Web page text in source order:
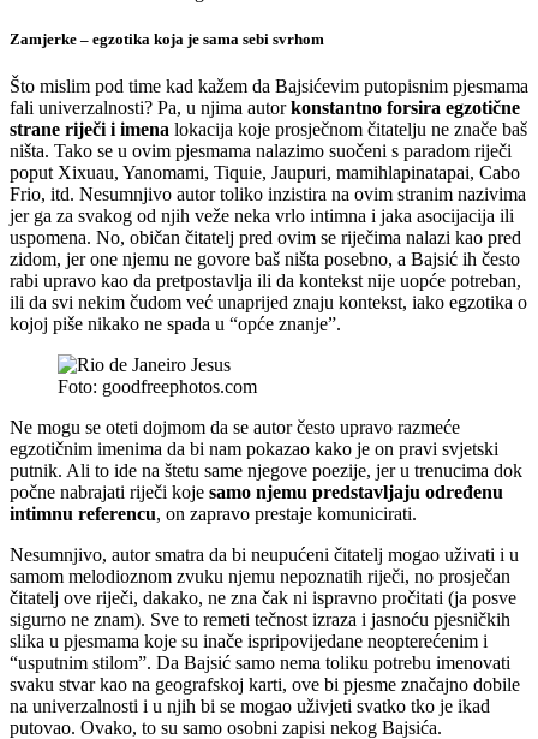
Zamjerke – egzotika koja je sama sebi svrhom
Što mislim pod time kad kažem da Bajsićevim putopisnim pjesmama
fali univerzalnosti? Pa, u njima autorkonstantno forsira egzotične
strane riječi i imena lokacija koje prosječnom čitatelju ne znače baš
ništa. Tako se u ovim pjesmama nalazimo suočeni s paradom riječi
poput Xixuau, Yanomami, Tiquie, Jaupuri, mamihlapinatapai, Cabo
Frio, itd. Nesumnjivo autor toliko inzistira na ovim stranim nazivima
jer ga za svakog od njih veže neka vrlo intimna i jaka asocijacija ili
uspomena. No, običan čitatelj pred ovim se riječima nalazi kao pred
zidom, jer one njemu ne govore baš ništa posebno, a Bajsić ih često
rabi upravo kao da pretpostavlja ili da kontekst nije uopće potreban,
ili da svi nekim čudom već unaprijed znaju kontekst, iako egzotika o
kojoj piše nikako ne spada u “opće znanje”.
Foto: goodfreephotos.com
Ne mogu se oteti dojmom da se autor često upravo razmeće
egzotičnim imenima da bi nam pokazao kako je on pravi svjetski
putnik. Ali to ide na štetu same njegove poezije, jer u trenucima dok
počne nabrajati riječi koje samo njemu predstavljaju određenu
intimnu referencu, on zapravo prestaje komunicirati.
Nesumnjivo, autor smatra da bi neupućeni čitatelj mogao uživati i u
samom melodioznom zvuku njemu nepoznatih riječi, no prosječan
čitatelj ove riječi, dakako, ne zna čak ni ispravno pročitati (ja posve
sigurno ne znam). Sve to remeti tečnost izraza i jasnoću pjesničkih
slika u pjesmama koje su inače ispripovijedane neopterećenim i
“usputnim stilom”. Da Bajsić samo nema toliku potrebu imenovati
svaku stvar kao na geografskoj karti, ove bi pjesme značajno dobile
na univerzalnosti i u njih bi se mogao uživjeti svatko tko je ikad
putovao. Ovako, to su samo osobni zapisi nekog Bajsića.